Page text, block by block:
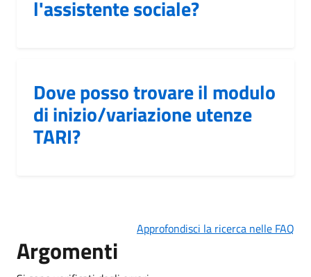
l'assistente sociale?
Dove posso trovare il modulo
di inizio/variazione utenze
TARI?
Approfondisci la ricerca nelle FAQ
Argomenti